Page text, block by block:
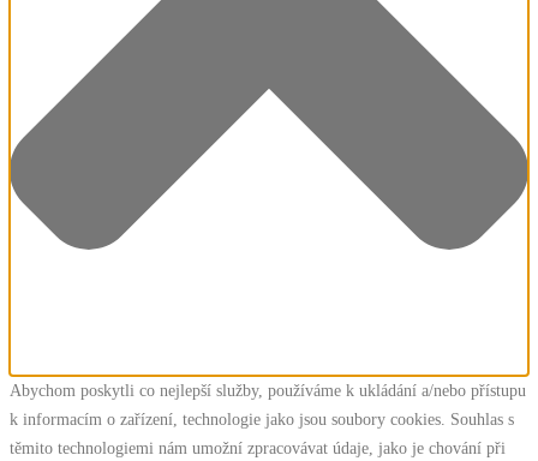
Abychom poskytli co nejlepší služby, používáme k ukládání a/nebo přístupu
k informacím o zařízení, technologie jako jsou soubory cookies. Souhlas s
těmito technologiemi nám umožní zpracovávat údaje, jako je chování při